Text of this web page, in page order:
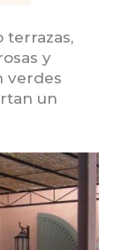
terrazas,
y
verdes
un